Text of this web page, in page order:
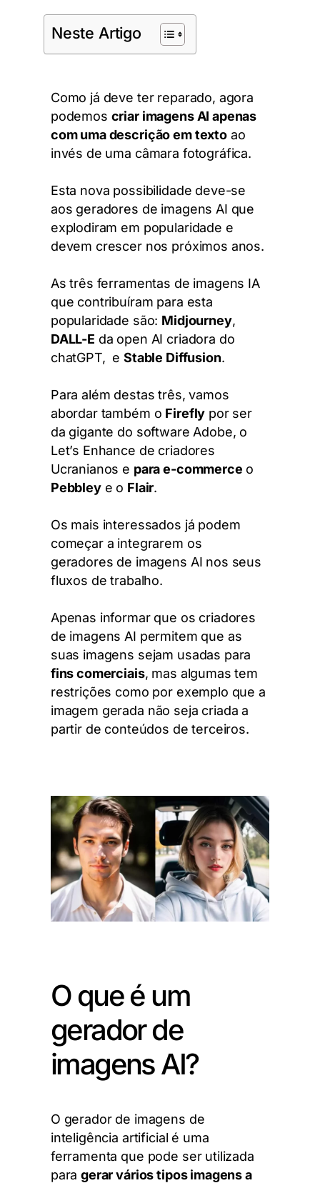
Neste Artigo
Como já deve ter reparado, agora
podemos criar imagens AI apenas
com uma descrição em textoao
invés de uma câmara fotográfica.
Esta nova possibilidade deve-se
aos geradores de imagens AI que
explodiram em popularidade e
devem crescer nos próximos anos.
As três ferramentas de imagens IA
que contribuíram para esta
popularidade são: Midjourney,
DALL-E da open AI criadora do
chatGPT, eStable Diffusion.
Para além destas três, vamos
abordar também o Firefly por ser
da gigante do software Adobe, o
Let’s Enhance de criadores
Ucranianos e para e-commerce o
Pebbleye o Flair.
Os mais interessados já podem
começar a integrarem os
geradores de imagens AI nos seus
fluxos de trabalho.
Apenas informar que os criadores
de imagens AI permitem que as
suas imagens sejam usadas para
fins comerciais, mas algumas tem
restrições como por exemplo que a
imagem gerada não seja criada a
partir de conteúdos de terceiros.
O que é um
gerador de
imagens AI?
O gerador de imagens de
inteligência artificial é uma
ferramenta que pode ser utilizada
paragerar vários tipos imagens a